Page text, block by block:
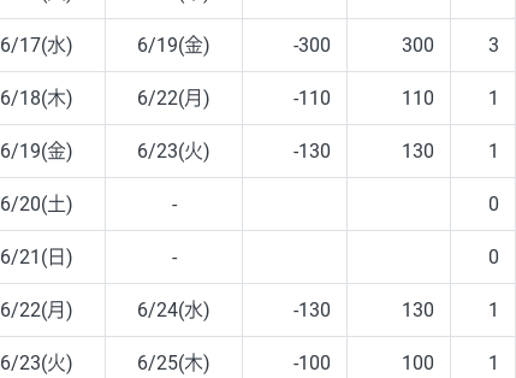
6/17(水) 6/19(金) -300 300 3
6/18(木) 6/22(月) -110 110 1
6/19(金) 6/23(火) -130 130 1
6/20(土) - 0
6/21(日) - 0
6/22(月) 6/24(水) -130 130 1
6/23(火) 6/25(木) -100 100 1